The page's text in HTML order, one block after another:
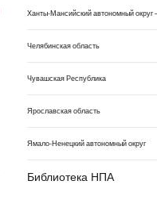
Ханты-Мансийский автономный округ
Челябинская область
Чувашская Республика
Ярославская область
Ямало-Ненецкий автономный округ
Библиотека НПА